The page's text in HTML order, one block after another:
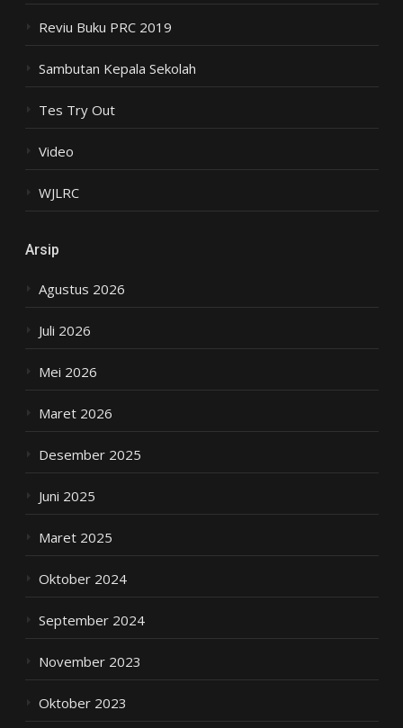
Reviu Buku PRC 2019
Sambutan Kepala Sekolah
Tes Try Out
Video
WJLRC
Arsip
Agustus 2026
Juli 2026
Mei 2026
Maret 2026
Desember 2025
Juni 2025
Maret 2025
Oktober 2024
September 2024
November 2023
Oktober 2023